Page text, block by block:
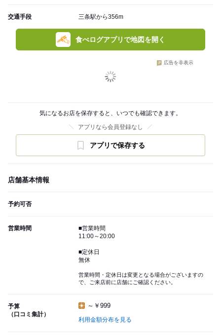
交通手段 三条駅から356m
食べログアプリで地図を開く
広告を非表示
気になるお店を保存すると、いつでも確認できます。
アプリなら会員登録なし
アプリで保存する
店舗基本情報
予約可否
営業時間
■営業時間
11:00～20:00
■定休日
無休
営業時間・定休日は変更となる場合がございますの
で、ご来店前に店舗にご確認ください。
予算
（口コミ集計）
～￥999
利用金額分布を見る